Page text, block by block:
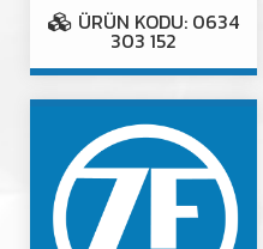
ÜRÜN KODU: 0634
303 152